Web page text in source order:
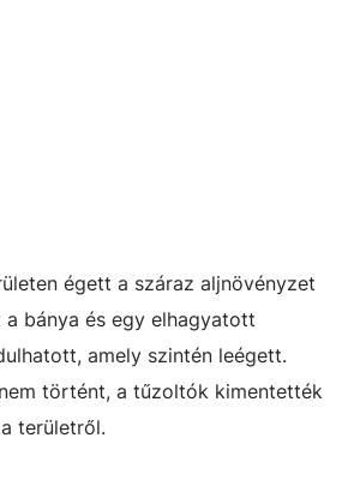
égett a száraz aljnövényzet
bánya és egy elhagyatott
amely szintén leégett.
történt, a tűzoltók kimentették
területről.